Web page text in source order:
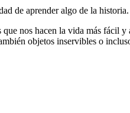
de aprender algo de la historia.
nos hacen la vida más fácil
objetos inservibles o